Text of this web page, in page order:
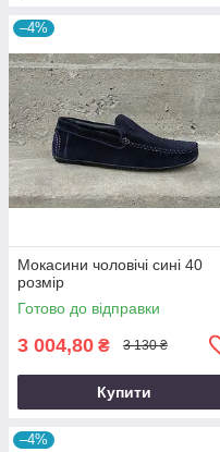
–4%
Мокасини чоловічі сині 40
розмір
Готово до відправки
3 004,80 ₴ 3 130 ₴
Купити
–4%